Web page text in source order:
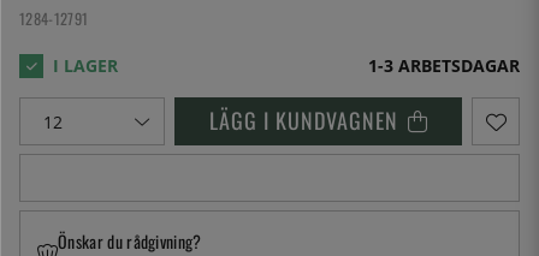
1284-12791
1-3 ARBETSDAGAR
LÄGG I KUNDVAGNEN
Önskar du rådgivning?